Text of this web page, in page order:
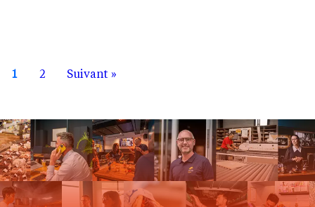
1 2 Suivant »